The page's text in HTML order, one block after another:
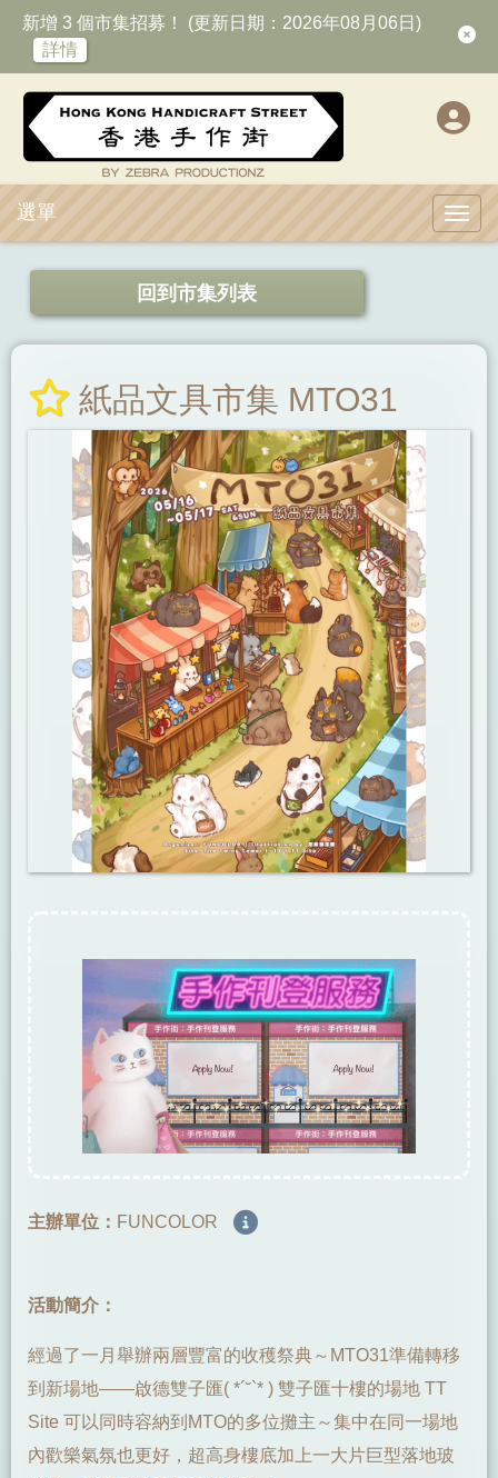
新增 3 個市集招募！ (更新日期：2026年08月06日)
詳情
選單
回到市集列表
紙品文具市集 MTO31
主辦單位： FUNCOLOR
活動簡介：
經過了一月舉辦兩層豐富的收穫祭典～MTO31準備轉移
到新場地——啟德雙子匯( *´˘`* ) 雙子匯十樓的場地 TT
Site 可以同時容納到MTO的多位攤主～集中在同一場地
內歡樂氣氛也更好，超高身樓底加上一大片巨型落地玻